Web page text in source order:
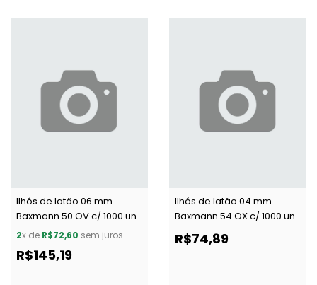
Ilhós de latão 06 mm
Baxmann 50 OV c/ 1000 un
2x de R$72,60 sem juros
R$145,19
Ilhós de latão 04 mm
Baxmann 54 OX c/ 1000 un
R$74,89